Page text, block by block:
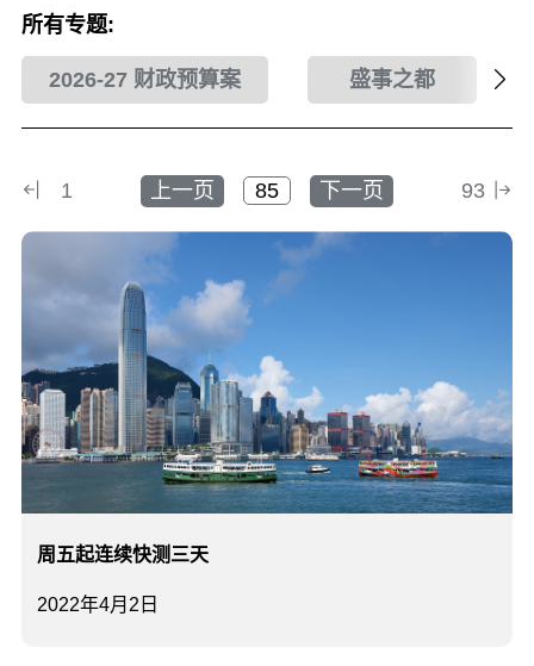
所有专题:
2026-27 财政预算案 盛事之都
1 上一页 下一页 93
2022年4月2日
周五起连续快测三天